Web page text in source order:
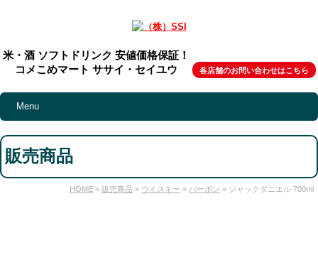
米・酒 ソフトドリンク 安値価格保証！
コメこめマート ササイ・セイユウ
各店舗のお問い合わせはこちら
Menu
販売商品
HOME » 販売商品 » ウイスキー » バーボン » ジャックダニエル 700ml